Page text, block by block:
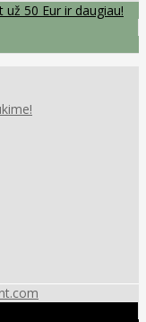
50 Eur ir daugiau!